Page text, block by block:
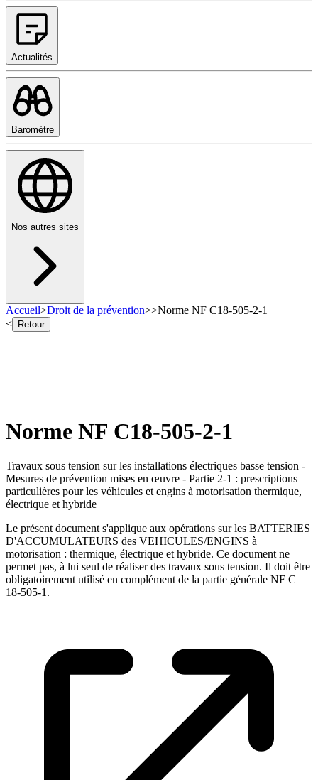
Actualités
Baromètre
Nos autres sites
Accueil>Droit de la prévention>>Norme NF C18-505-2-1
<
Retour
Norme NF C18-505-2-1
Travaux sous tension sur les installations électriques basse tension -
Mesures de prévention mises en œuvre - Partie 2-1 : prescriptions
particulières pour les véhicules et engins à motorisation thermique,
électrique et hybride
Le présent document s'applique aux opérations sur les BATTERIES
D'ACCUMULATEURS des VEHICULES/ENGINS à
motorisation : thermique, électrique et hybride. Ce document ne
permet pas, à lui seul de réaliser des travaux sous tension. Il doit être
obligatoirement utilisé en complément de la partie générale NF C
18-505-1.